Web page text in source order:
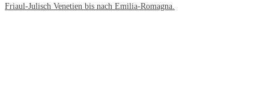
Friaul-Julisch Venetien bis nach Emilia-Romagna.